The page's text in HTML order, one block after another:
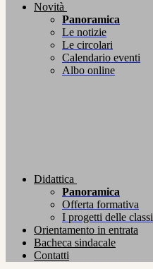
Novità
Panoramica
Le notizie
Le circolari
Calendario eventi
Albo online
Didattica
Panoramica
Offerta formativa
I progetti delle classi
Orientamento in entrata
Bacheca sindacale
Contatti